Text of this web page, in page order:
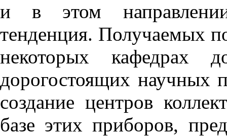
и в этом направлении
тенденция. Получаемых
некоторых кафедрах
дорогостоящих научных
создание центров
базе этих приборов,